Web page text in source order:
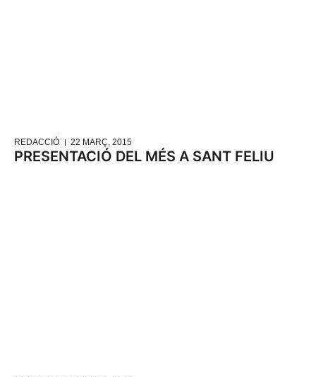
REDACCIÓ 22 MARÇ, 2015
PRESENTACIÓ DEL MÉS A SANT FELIU